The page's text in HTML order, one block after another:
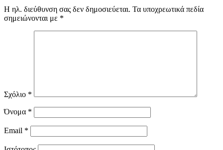
Η ηλ. διεύθυνση σας δεν δημοσιεύεται. Τα υποχρεωτικά πεδία
σημειώνονται με *
Σχόλιο *
Όνομα *
Email *